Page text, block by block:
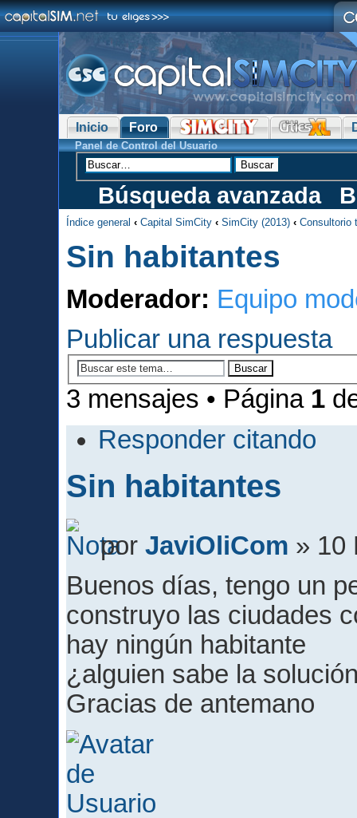
Inicio Foro
Panel de Control del Usuario
Búsqueda avanzada
Índice general ‹ Capital SimCity ‹ SimCity (2013) ‹ Consultorio
Sin habitantes
Moderador: Equipo
Publicar una respuesta
3 mensajes • Página 1
Responder citando
Sin habitantes
porJaviOliCom » 10
Buenos días, tengo un
construyo las ciudades
hay ningún habitante
¿alguien sabe la
Gracias de antemano